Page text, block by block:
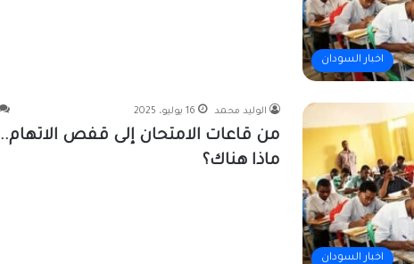
اخبار السودان
اخبار السودان
الوليد محمد 16 يوليو، 2025
من قاعات الامتحان إلى قفص الاتهام..
ماذا هناك؟